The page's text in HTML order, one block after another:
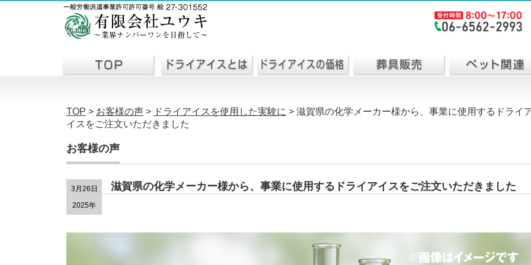
TOP > お客様の声 > ドライアイスを使用した実験に > 滋賀県の化学メーカー様から、事業に使用するドライ
イスをご注文いただきました
お客様の声
3月26日
2025年
滋賀県の化学メーカー様から、事業に使用するドライアイスをご注文いただきました